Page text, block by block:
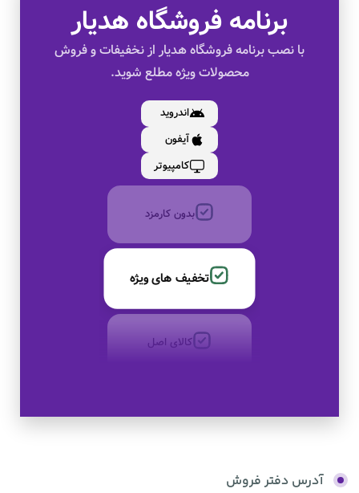
برنامه فروشگاه هدیار
با نصب برنامه فروشگاه هدیار از نخفیفات و فروش
محصولات ویژه مطلع شوید.
اندروید
آیفون
کامپیوتر
تخفیف های ویژه
کالای اصل
به صورت اقساط
بدون کارمزد
تخفیف های ویژه
کالای اصل
آدرس دفتر فروش